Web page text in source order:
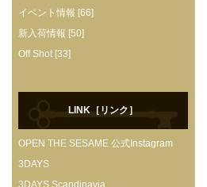
イベント情報 [66]
新入荷情報 [50]
Off Shot [33]
LINK［リンク］
OPEN THE SESAME 公式Instagram
3DAYS
3DAYS Scandinavia